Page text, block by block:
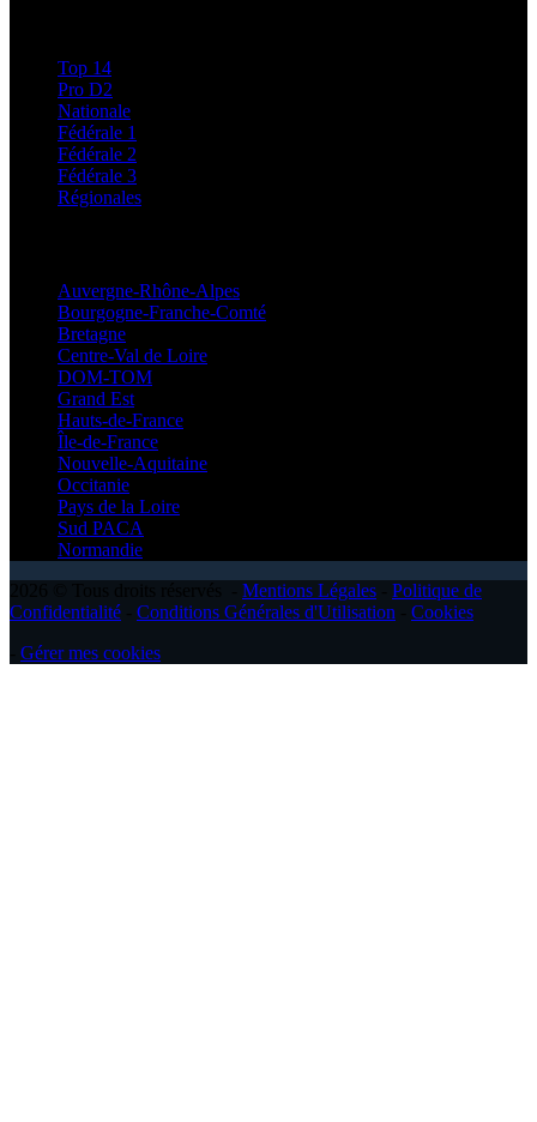
Top 14
Pro D2
Nationale
Fédérale 1
Fédérale 2
Fédérale 3
Régionales
Auvergne-Rhône-Alpes
Bourgogne-Franche-Comté
Bretagne
Centre-Val de Loire
DOM-TOM
Grand Est
Hauts-de-France
Île-de-France
Nouvelle-Aquitaine
Occitanie
Pays de la Loire
Sud PACA
Normandie
Mentions Légales
Politique de
Confidentialité
Conditions Générales d'Utilisation
Cookies
Gérer mes cookies